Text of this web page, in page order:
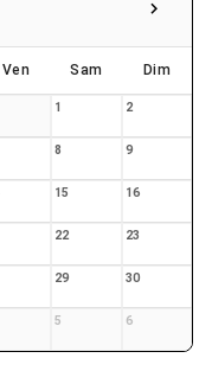
Ven Sam Dim
1 2
8 9
15 16
22 23
29 30
5 6